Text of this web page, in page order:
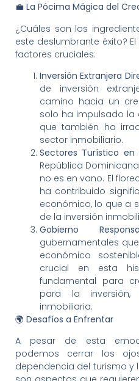
💼 La Pócima Mágica del
¿Cuáles son los
este deslumbrante éxito?
factores cruciales:
Inversión Extranjera
de inversión
camino hacia un
solo ha impulsado la
que también ha
sector inmobiliario.
Sectores Turístico en
República
no es en vano. El
ha contribuido
económico, lo que a
de la inversión
Gobierno
gubernamentales
económico
crucial en esta
fundamental para
para la inversión,
inmobiliaria.
🌍 Desafíos a Enfrentar
A pesar de esta
podemos cerrar los
dependencia del turismo y